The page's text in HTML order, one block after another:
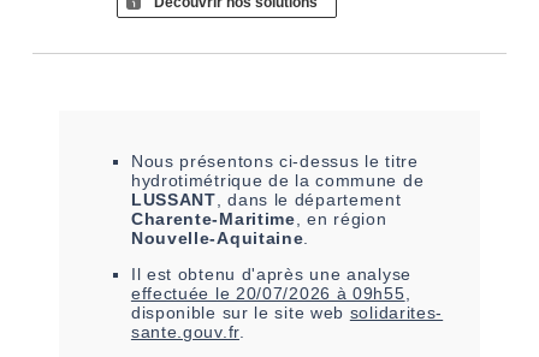
Nous présentons ci-dessus le titre
hydrotimétrique de la commune de
LUSSANT , dans le département
Charente-Maritime , en région
Nouvelle-Aquitaine
Il est obtenu d'après une analyse
effectuée le 20/07/2026 à 09h55
disponible sur le site web solidarites-
sante.gouv.fr.